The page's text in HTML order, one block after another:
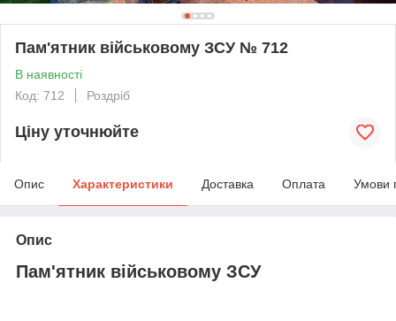
Пам'ятник військовому ЗСУ № 712
В наявності
Код: 712
Роздріб
Ціну уточнюйте
Опис Характеристики Доставка Оплата Умови
Опис
Пам'ятник військовому ЗСУ